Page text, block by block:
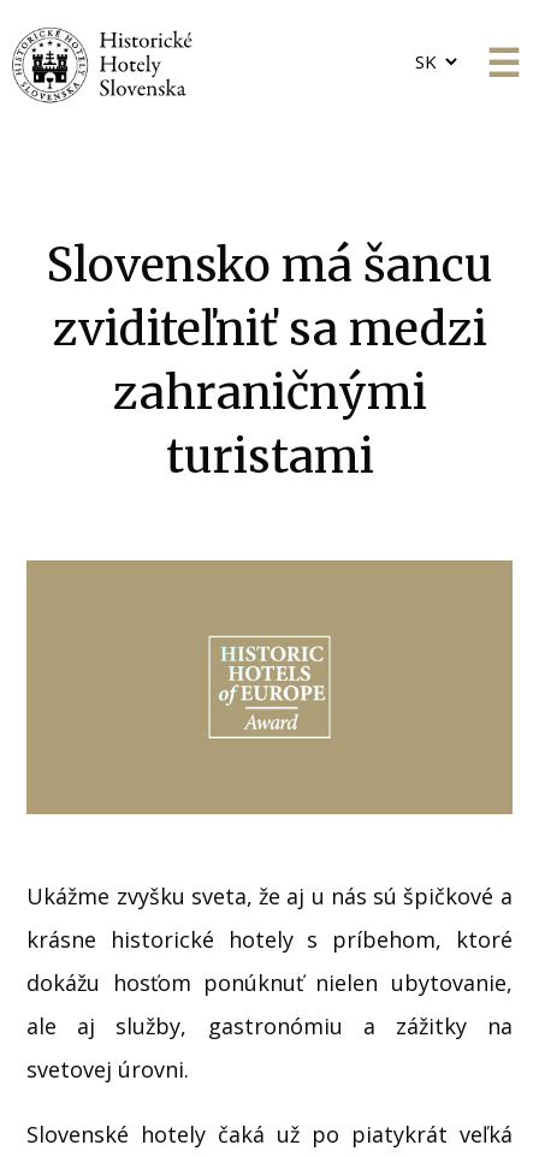
Choose
Slovensko má šancu
zviditeľniť sa medzi
zahraničnými
turistami
Ukážme zvyšku sveta, že aj u nás sú špičkové a
krásne historické hotely s príbehom, ktoré
dokážu hosťom ponúknuť nielen ubytovanie,
ale aj služby, gastronómiu a zážitky na
svetovej úrovni.
Slovenské hotely čaká už po piatykrát veľká